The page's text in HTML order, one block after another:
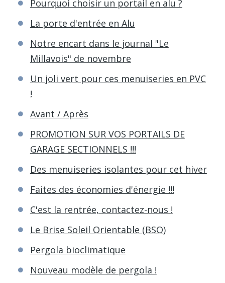
Pourquoi choisir un portail en alu ?
La porte d'entrée en Alu
Notre encart dans le journal "Le
Millavois" de novembre
Un joli vert pour ces menuiseries en PVC
!
Avant / Après
PROMOTION SUR VOS PORTAILS DE
GARAGE SECTIONNELS !!!
Des menuiseries isolantes pour cet hiver
Faites des économies d'énergie !!!
C'est la rentrée, contactez-nous !
Le Brise Soleil Orientable (BSO)
Pergola bioclimatique
Nouveau modèle de pergola !